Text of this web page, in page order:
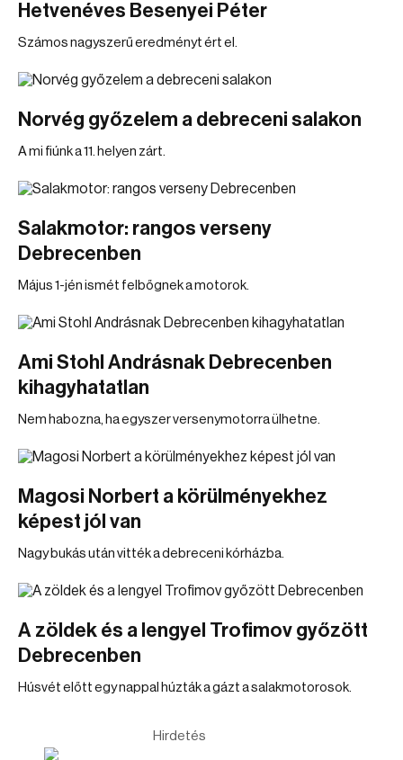
Hetvenéves Besenyei Péter
Számos nagyszerű eredményt ért el.
Norvég győzelem a debreceni salakon
A mi fiúnk a 11. helyen zárt.
Salakmotor: rangos verseny
Debrecenben
Május 1-jén ismét felbőgnek a motorok.
Ami Stohl Andrásnak Debrecenben
kihagyhatatlan
Nem habozna, ha egyszer versenymotorra ülhetne.
Magosi Norbert a körülményekhez
képest jól van
Nagy bukás után vitték a debreceni kórházba.
A zöldek és a lengyel Trofimov győzött
Debrecenben
Húsvét előtt egy nappal húzták a gázt a salakmotorosok.
Hirdetés